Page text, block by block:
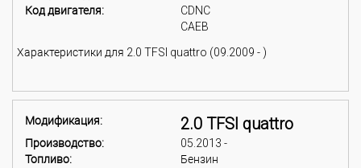
Код двигателя:
CDNC
CAEB
Характеристики для 2.0 TFSI quattro (09.2009 - )
Модификация: 2.0 TFSI quattro
Производство:
05.2013 -
Топливо:
Бензин